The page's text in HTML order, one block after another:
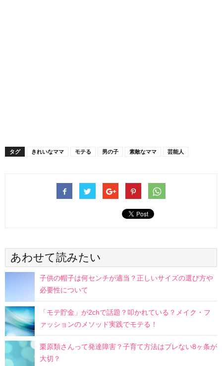
タグ きれいなママ モテる 男の子 素敵なママ 芸能人
あわせて読みたい
子供の帽子は何センチが適当？正しいサイズの選び方や
必要性について
「モテ貯金」が2chで話題？叩かれている？メイク・フ
ァッションのメソッド実践でモテる！
栗原類さんって発達障害？子育て方法はブレない8ヶ条が
大切？